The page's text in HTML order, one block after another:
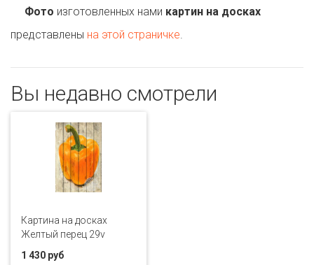
Фото изготовленных нами картин на досках
представлены на этой страничке.
Вы недавно смотрели
Картина на досках
Желтый перец 29v
1 430 руб